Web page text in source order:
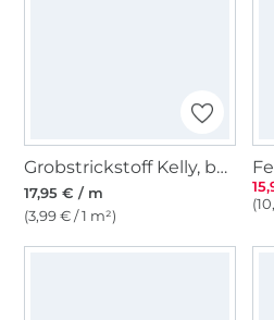
Grobstrickstoff Kelly, beige
17,95 € / m
(3,99 € / 1 m²)